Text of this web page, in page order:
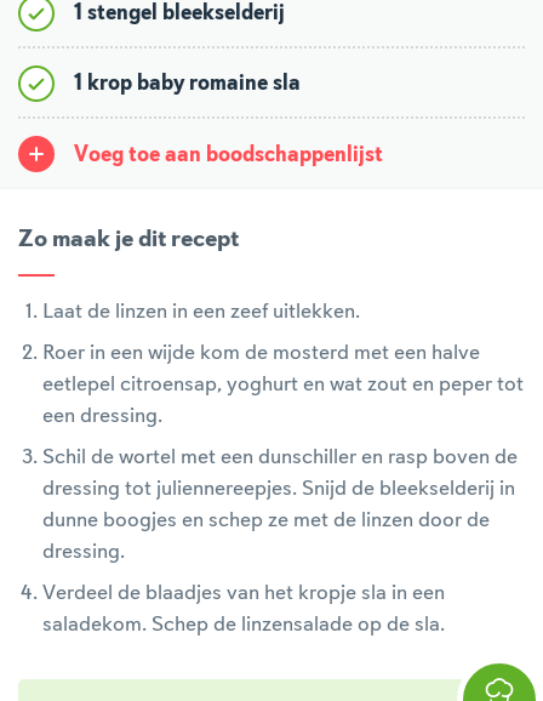
1 stengel bleekselderij
1 krop baby romaine sla
Voeg toe aan boodschappenlijst
Zo maak je dit recept
Laat de linzen in een zeef uitlekken.
Roer in een wijde kom de mosterd met een halve
eetlepel citroensap, yoghurt en wat zout en peper tot
een dressing.
Schil de wortel met een dunschiller en rasp boven de
dressing tot juliennereepjes. Snijd de bleekselderij in
dunne boogjes en schep ze met de linzen door de
dressing.
Verdeel de blaadjes van het kropje sla in een
saladekom. Schep de linzensalade op de sla.